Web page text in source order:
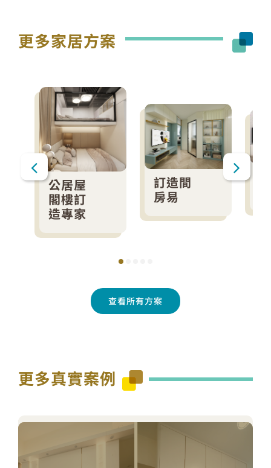
更多家居方案
公居屋
閣樓訂
造專家
訂造間
房易
查看所有方案
更多真實案例